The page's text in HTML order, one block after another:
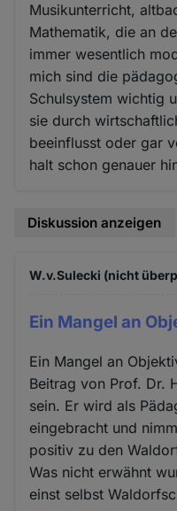
Musikunterricht,
Mathematik, die an
immer wesentlich
mich sind die
Schulsystem wichtig
sie durch
beeinflusst oder gar
halt schon genauer
Diskussion anzeigen
W.v.Sulecki (nicht
Ein Mangel an
Ein Mangel an
Beitrag von Prof. Dr.
sein. Er wird als
eingebracht und
positiv zu den
Was nicht erwähnt
einst selbst